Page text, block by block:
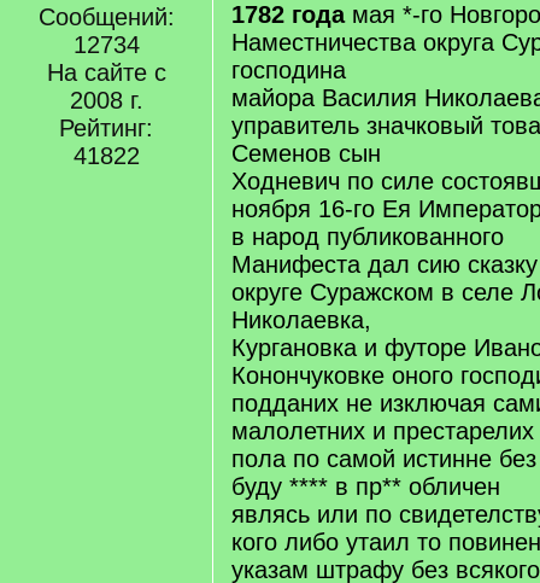
Сообщений:
12734
На сайте с
2008 г.
Рейтинг:
41822
1782 годамая *-го
Наместничества округа
господина
майора Василия
управитель значковый
Семенов сын
Ходневич по силе
ноября 16-го Ея
в народ публикованного
Манифеста дал сию
округе Суражском в селе
Николаевка,
Кургановка и футоре
Конончуковке оного
подданих не изключая
малолетних и
пола по самой истинне
буду **** в пр** обличен
являсь или по
кого либо утаил то
указам штрафу без всякого